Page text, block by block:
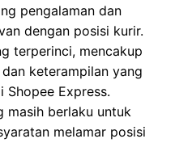
pengalaman dan
dengan posisi kurir.
terperinci, mencakup
keterampilan yang
Shopee Express.
masih berlaku untuk
melamar posisi